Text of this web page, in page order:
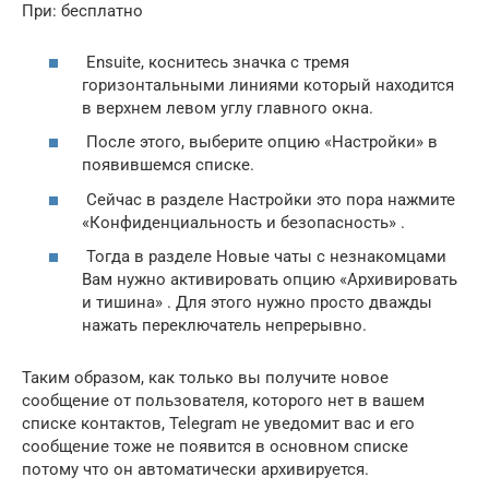
При: бесплатно
Ensuite, коснитесь значка с тремя
горизонтальными линиями который находится
в верхнем левом углу главного окна.
После этого, выберите опцию «Настройки» в
появившемся списке.
Сейчас в разделе Настройки это пора нажмите
«Конфиденциальность и безопасность» .
Тогда в разделе Новые чаты с незнакомцами
Вам нужно активировать опцию «Архивировать
и тишина» . Для этого нужно просто дважды
нажать переключатель непрерывно.
Таким образом, как только вы получите новое
сообщение от пользователя, которого нет в вашем
списке контактов, Telegram не уведомит вас и его
сообщение тоже не появится в основном списке
потому что он автоматически архивируется.